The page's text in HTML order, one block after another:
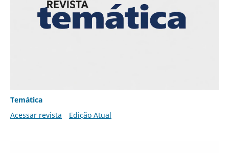
Temática
Acessar revista
Edição Atual